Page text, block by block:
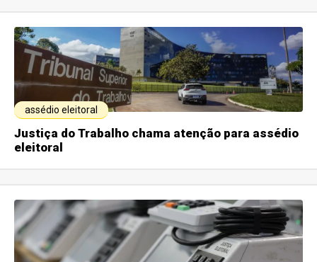
assédio eleitoral
Justiça do Trabalho chama atenção para assédio
eleitoral